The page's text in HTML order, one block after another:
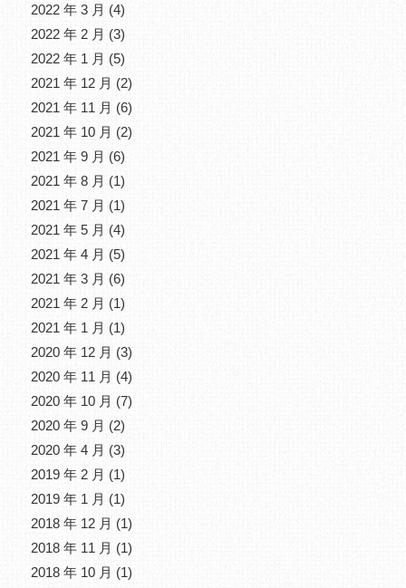
2022 年 3 月 (4)
2022 年 2 月 (3)
2022 年 1 月 (5)
2021 年 12 月 (2)
2021 年 11 月 (6)
2021 年 10 月 (2)
2021 年 9 月 (6)
2021 年 8 月 (1)
2021 年 7 月 (1)
2021 年 5 月 (4)
2021 年 4 月 (5)
2021 年 3 月 (6)
2021 年 2 月 (1)
2021 年 1 月 (1)
2020 年 12 月 (3)
2020 年 11 月 (4)
2020 年 10 月 (7)
2020 年 9 月 (2)
2020 年 4 月 (3)
2019 年 2 月 (1)
2019 年 1 月 (1)
2018 年 12 月 (1)
2018 年 11 月 (1)
2018 年 10 月 (1)